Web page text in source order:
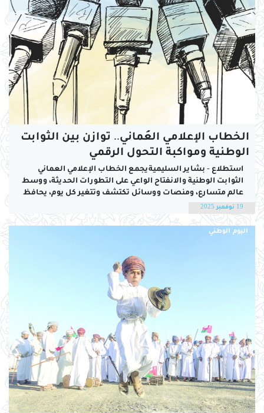
الخطاب الإعلامي العُماني.. توازن بين الثوابت
الوطنية ومواكبة التحول الرقمي
استطلاع - بشاير السليميةيجمع الخطاب الإعلامي العماني
الثوابت الوطنية والانفتاح الواعي على التطورات الحديثة، ووسط
عالم متسارع، ومنصات ووسائل تكتشف وتتغير كل يوم، يحافظ
الإعلام العماني على دوره في صون الهوية، وتعزيز الوعي،
ومواكبة التحول الرقمي دون التفريط بجوهر الرسالة. وبين
الأسس الراسخة التي وضعتها الدولة، وحضور «رؤية عُمان
19 نوفمبر 2025
اليوم الوطني